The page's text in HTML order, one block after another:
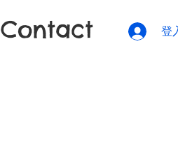
Contact 登